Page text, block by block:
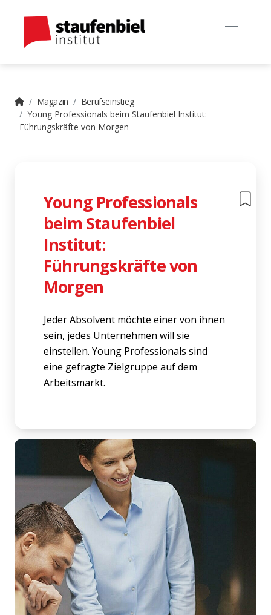
Magazin
Berufseinstieg
Young Professionals beim Staufenbiel Institut:
Führungskräfte von Morgen
Young Professionals
beim Staufenbiel
Institut:
Führungskräfte von
Morgen
Jeder Absolvent möchte einer von ihnen
sein, jedes Unternehmen will sie
einstellen. Young Professionals sind
eine gefragte Zielgruppe auf dem
Arbeitsmarkt.